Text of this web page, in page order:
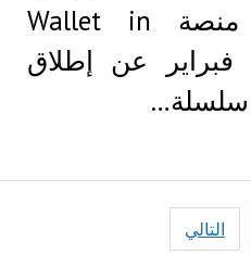
المختلفة. أعلنت منصة Wallet in
Telegram في 27 فبراير عن إطلاق
سلسلة…
التالي